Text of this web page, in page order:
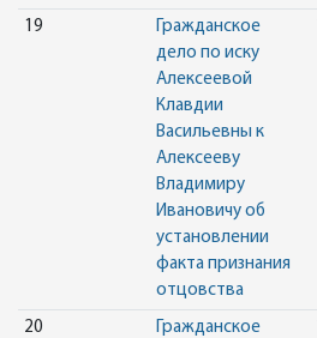
19
Гражданское
дело по иску
Алексеевой
Клавдии
Васильевны к
Алексееву
Владимиру
Ивановичу об
установлении
факта признания
отцовства
20
Гражданское